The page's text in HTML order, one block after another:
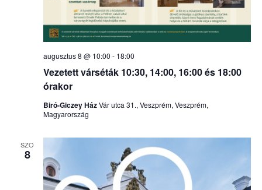
Vezetett várséták 10:30, 14:00, 16:00 és 18:00
órakor
augusztus 8 @ 10:00 - 18:00
Biró-Giczey HázVár utca 31., Veszprém, Veszprém,
Magyarország
SZO
8